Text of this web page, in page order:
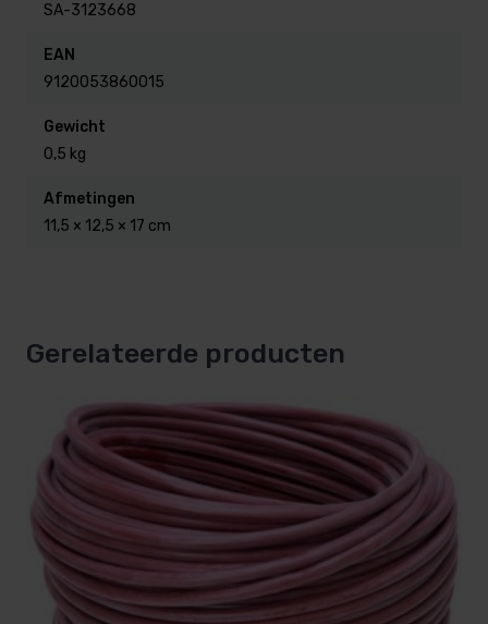
SA-3123668
EAN
9120053860015
Gewicht
0,5 kg
Afmetingen
11,5 × 12,5 × 17 cm
Gerelateerde producten